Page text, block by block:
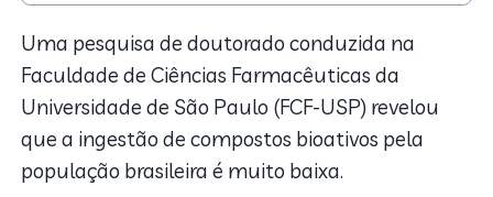
1. Consumo de compostos bioativos pela população
brasileira
2. O que isso significa
compostos bioativos
Uma pesquisa de doutorado conduzida na
Faculdade de Ciências Farmacêuticas da
Universidade de São Paulo (FCF-USP) revelou
que a ingestão de compostos bioativos pela
população brasileira é muito baixa.